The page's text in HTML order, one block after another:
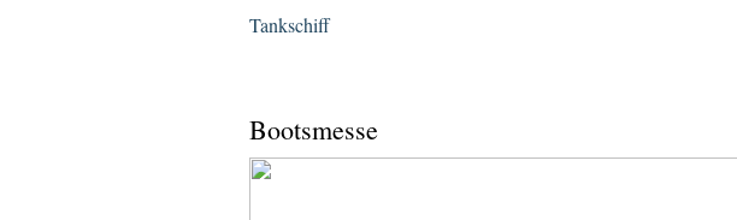
Tankschiff
Bootsmesse